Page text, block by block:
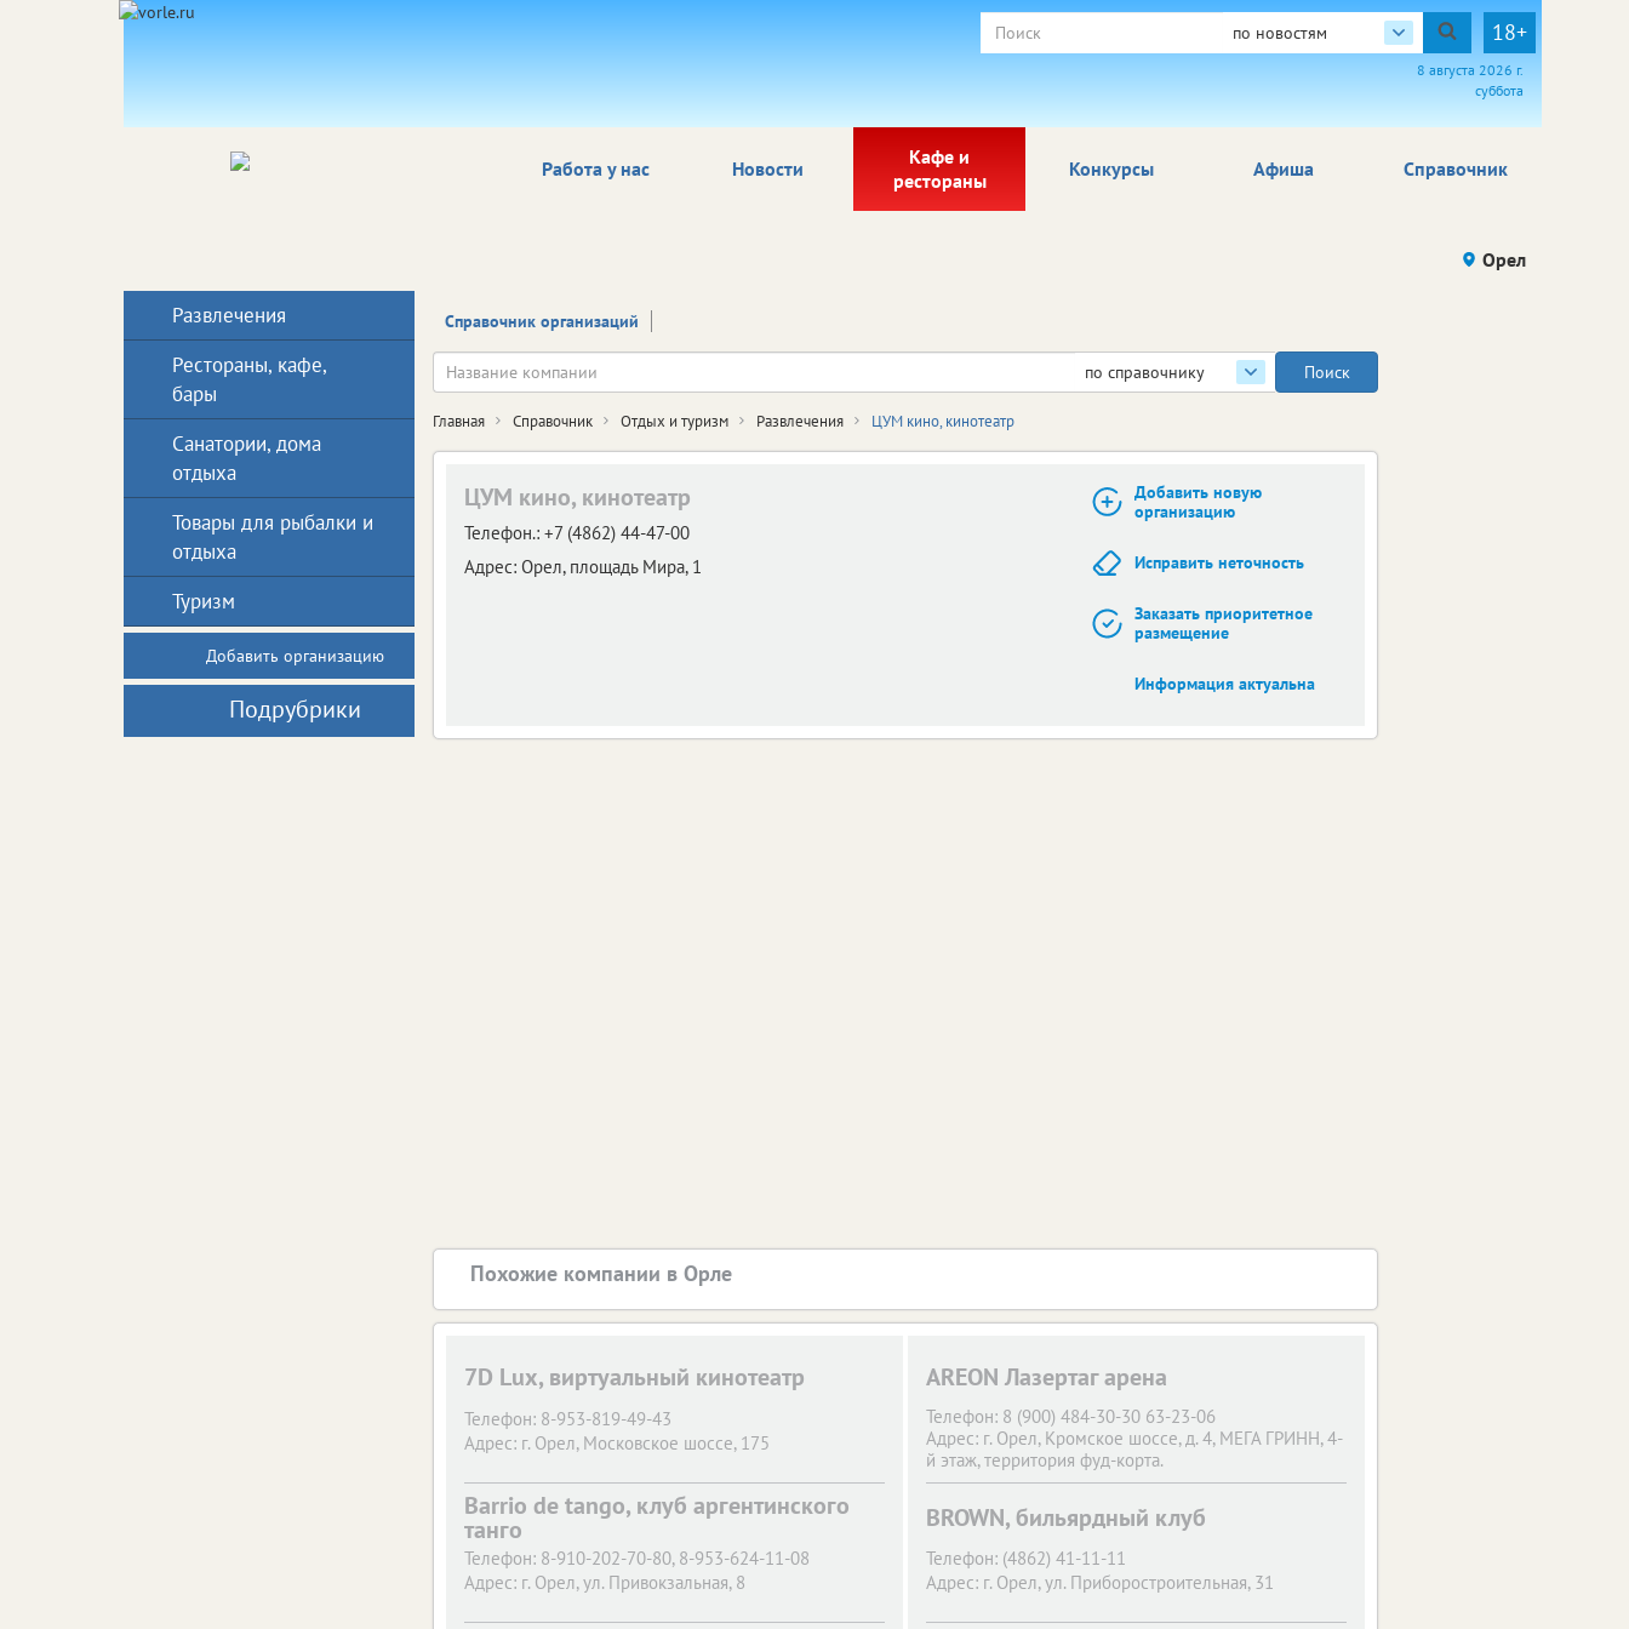
по новостям 18+
8 августа 2026 г.
суббота
Работа у нас Новости
Кафе и
рестораны
Афиша Справочник
Конкурсы
Орел
Справочник организаций
по справочнику
Главная Справочник Отдых и туризм Развлечения ЦУМ кино, кинотеатр
ЦУМ кино, кинотеатр
Телефон.: +7 (4862) 44-47-00
Адрес: Орел, площадь Мира, 1
Добавить новую
организацию
Исправить неточность
Заказать приоритетное
размещение
Информация актуальна
Похожие компании в Орле
7D Lux, виртуальный кинотеатр
Телефон: 8-953-819-49-43
Адрес: г. Орел, Московское шоссе, 175
AREON Лазертаг арена
Телефон: 8 (900) 484-30-30 63-23-06
Адрес: г. Орел, Кромское шоссе, д. 4, МЕГА ГРИНН, 4-
й этаж, территория фуд-корта.
Barrio de tango, клуб аргентинского
танго
Телефон: 8-910-202-70-80, 8-953-624-11-08
Адрес: г. Орел, ул. Привокзальная, 8
BROWN, бильярдный клуб
Телефон: (4862) 41-11-11
Адрес: г. Орел, ул. Приборостроительная, 31
Развлечения
Рестораны, кафе,
бары
Санатории, дома
отдыха
Товары для рыбалки и
отдыха
Туризм
Добавить организацию
Подрубрики